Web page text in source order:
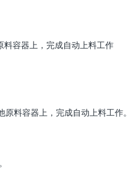
料容器上，完成自动上料工作
原料容器上，完成自动上料工作。